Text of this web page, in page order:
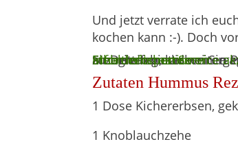
Und jetzt verrate ich
kochen kann :-). Doch
Sie sehen gerade einen
. Um auf den eigentlichen Inhalt zuzugreifen, klicken Sie auf die Schaltfläche unten. Bitte beachten
Mehr Informationen
Inhalt entsperren
Erforderlichen Service
Zutaten Hummus
1 Dose Kichererbsen,
1 Knoblauchzehe